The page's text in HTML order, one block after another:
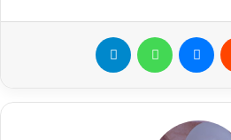
ماسنجر واتساب